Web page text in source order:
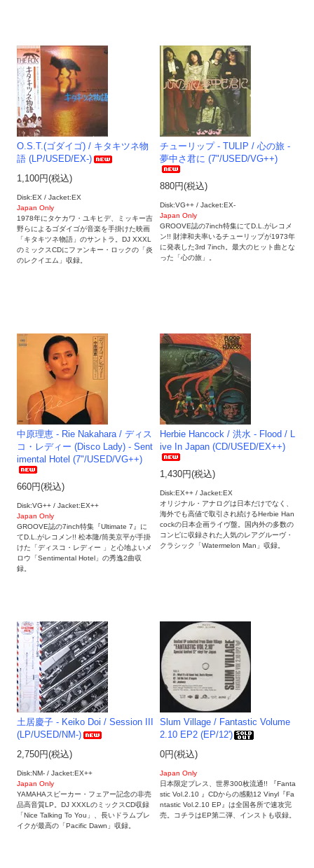
O.S.T.(ゴダイゴ) / キタキツネ物
語 (LP/USED/EX-)
1,100円(税込)
Disk:EX / Jacket:EX
Japan Only
1978年にタケカワ・ユキヒデ、ミッキー吉
野らによるゴダイゴが音楽を手掛けた映画
「キタキツネ物語」のサントラ。DJ XXXL
のミックスCDにファンキー・ロックの「炎
のレクイエム」収録。
チューリップ - TULIP / 心の旅 -
夢中さ君に (7"/USED/VG++)
880円(税込)
Disk:VG++ / Jacket:EX-
Japan Only
GROOVE誌の7inch特集にてD.L.がレコメ
ン!! 財津和夫率いるチューリップが1973年
に発表した3rd 7inch。最大のヒット曲とな
った「心の旅」。
中原理恵 - Rie Nakahara / ディス
コ・レディー (Disco Lady) - Sent
imental Hotel (7"/USED/VG++)
660円(税込)
Disk:VG++ / Jacket:EX++
Japan Only
GROOVE誌の7inch特集『Ultimate 7』に
てD.L.がレコメン!! 松本隆/筒美京平が手掛
けた「ディスコ・レディー 」と心地よいメ
ロウ「Sentimental Hotel」の秀逸2曲収
録。
Herbie Hancock / 洪水 - Flood / L
ive In Japan (CD/USED/EX++)
1,430円(税込)
Disk:EX++ / Jacket:EX
オリジナル・アナログは日本だけでなく、
海外でも高値で取引され続けるHerbie Han
cockの日本企画ライヴ盤。国内外の多数の
コンピに収録された人気のレアグルーヴ・
クラシック「Watermelon Man」収録。
土居慶子 - Keiko Doi / Session III
(LP/USED/NM-)
2,750円(税込)
Disk:NM- / Jacket:EX++
Japan Only
YAMAHAスピーカー・フェアー記念の非売
品高音質LP。DJ XXXLのミックスCD収録
「Nice Talking To You」、長いドラムブレ
イクが最高の「Pacific Dawn」収録。
Slum Village / Fantastic Volume
2.10 EP2 (EP/12')
0円(税込)
Japan Only
日本限定プレス、世界300枚流通!! 『Fanta
stic Vol.2.10 』CDからの感動12 Vinyl『Fa
ntastic Vol.2.10 EP』は全国各所で速攻完
売。コチラはEP第二弾、インストも収録。